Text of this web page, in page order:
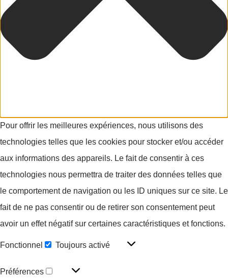
Pour offrir les meilleures expériences, nous utilisons des
technologies telles que les cookies pour stocker et/ou accéder
aux informations des appareils. Le fait de consentir à ces
technologies nous permettra de traiter des données telles que
le comportement de navigation ou les ID uniques sur ce site. Le
fait de ne pas consentir ou de retirer son consentement peut
avoir un effet négatif sur certaines caractéristiques et fonctions.
Fonctionnel Toujours activé
Préférences